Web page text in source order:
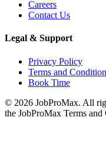
Careers
Contact Us
Legal & Support
Privacy Policy
Terms and
Book Time
© 2026 JobProMax. All
the JobProMax Terms and